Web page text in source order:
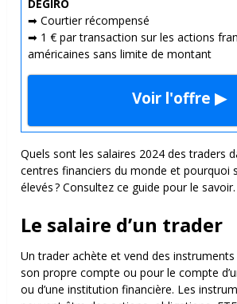
DEGIRO
➡ Courtier récompensé
➡ 1 € par transaction sur les actions
américaines sans limite de montant
Voir l'offre ▶
Quels sont les salaires 2024 des traders
centres financiers du monde et pourquoi
élevés ? Consultez ce guide pour le savoir.
Le salaire d’un trader
Un trader achète et vend des
son propre compte ou pour le compte
ou d’une institution financière. Les